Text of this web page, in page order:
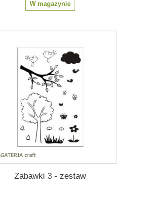
W magazynie
Zabawki 3 - zestaw